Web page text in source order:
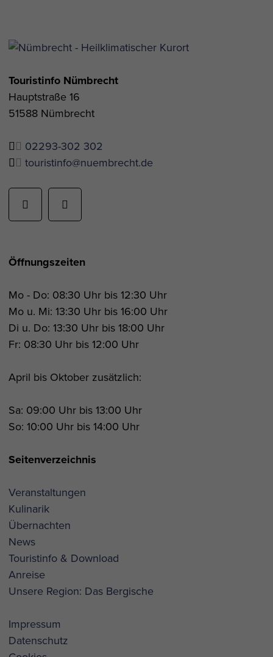
Touristinfo Nümbrecht
Hauptstraße 16
51588 Nümbrecht
02293-302 302
touristinfo@nuembrecht.de
Öffnungszeiten
Mo - Do: 08:30 Uhr bis 12:30 Uhr
Mo u. Mi: 13:30 Uhr bis 16:00 Uhr
Di u. Do: 13:30 Uhr bis 18:00 Uhr
Fr: 08:30 Uhr bis 12:00 Uhr
April bis Oktober zusätzlich:
Sa: 09:00 Uhr bis 13:00 Uhr
So: 10:00 Uhr bis 14:00 Uhr
Seitenverzeichnis
Veranstaltungen
Kulinarik
Übernachten
News
Touristinfo & Download
Anreise
Unsere Region: Das Bergische
Impressum
Datenschutz